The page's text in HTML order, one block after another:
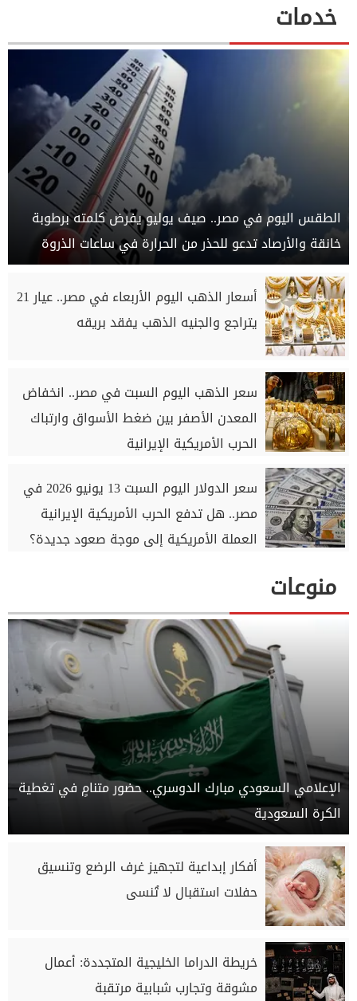
خدمات
الطقس اليوم في مصر.. صيف يوليو يفرض كلمته برطوبة
خانقة والأرصاد تدعو للحذر من الحرارة في ساعات الذروة
أسعار الذهب اليوم الأربعاء في مصر.. عيار 21
يتراجع والجنيه الذهب يفقد بريقه
سعر الذهب اليوم السبت في مصر.. انخفاض
المعدن الأصفر بين ضغط الأسواق وارتباك
الحرب الأمريكية الإيرانية
سعر الدولار اليوم السبت 13 يونيو 2026 في
مصر.. هل تدفع الحرب الأمريكية الإيرانية
العملة الأمريكية إلى موجة صعود جديدة؟
منوعات
الإعلامي السعودي مبارك الدوسري.. حضور متنامٍ في تغطية
الكرة السعودية
أفكار إبداعية لتجهيز غرف الرضع وتنسيق
حفلات استقبال لا تُنسى
خريطة الدراما الخليجية المتجددة: أعمال
مشوقة وتجارب شبابية مرتقبة